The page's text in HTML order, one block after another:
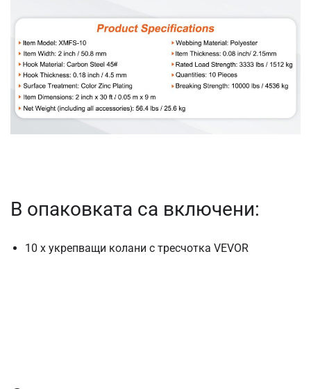
В опаковката са включени:
10 х укрепващи колани с тресчотка VEVOR